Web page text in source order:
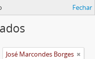
Fechar
José Marcondes Borges